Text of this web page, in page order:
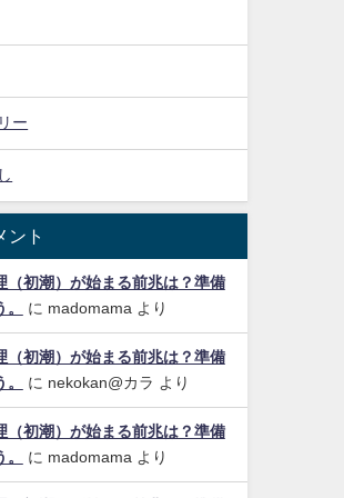
ー
ント
（初潮）が始まる前兆は？準備
に madomama より
（初潮）が始まる前兆は？準備
に nekokan@カラ より
（初潮）が始まる前兆は？準備
に madomama より